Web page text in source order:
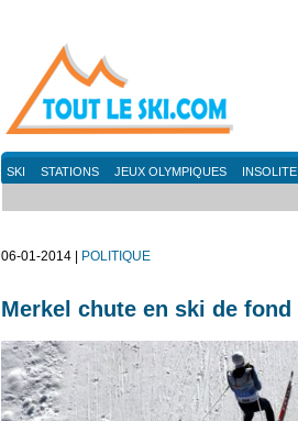
SKI STATIONS JEUX OLYMPIQUES INSOLITE
06-01-2014 | POLITIQUE
Merkel chute en ski de fond